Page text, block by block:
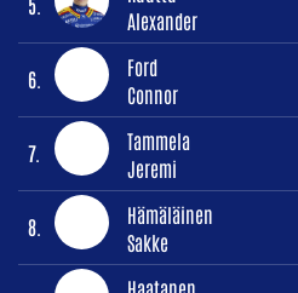
Alexander
6.
Ford
Connor
7.
Tammela
Jeremi
8.
Hämäläinen
Sakke
Haatanen